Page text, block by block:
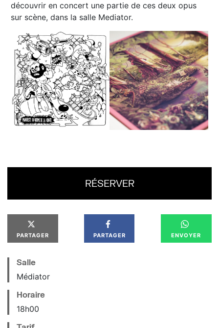
découvrir en concert une partie de ces deux opus
sur scène, dans la salle Mediator.
RÉSERVER
PARTAGER PARTAGER ENVOYER
Salle
Médiator
Horaire
18h00